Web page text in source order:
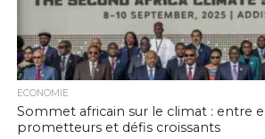
ECONOMIE
Sommet africain sur le climat : entre
prometteurs et défis croissants